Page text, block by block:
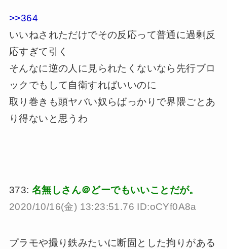
>>364
いいねされただけでその反応って普通に過剰反
応すぎて引く
そんなに逆の人に見られたくないなら先行ブロ
ックでもして自衛すればいいのに
取り巻きも頭ヤバい奴らばっかりで界隈ごとあ
り得ないと思うわ
373: 名無しさん＠どーでもいいことだが。
2020/10/16(金) 13:23:51.76 ID:oCYf0A8a
プラモや撮り鉄みたいに断固とした拘りがある